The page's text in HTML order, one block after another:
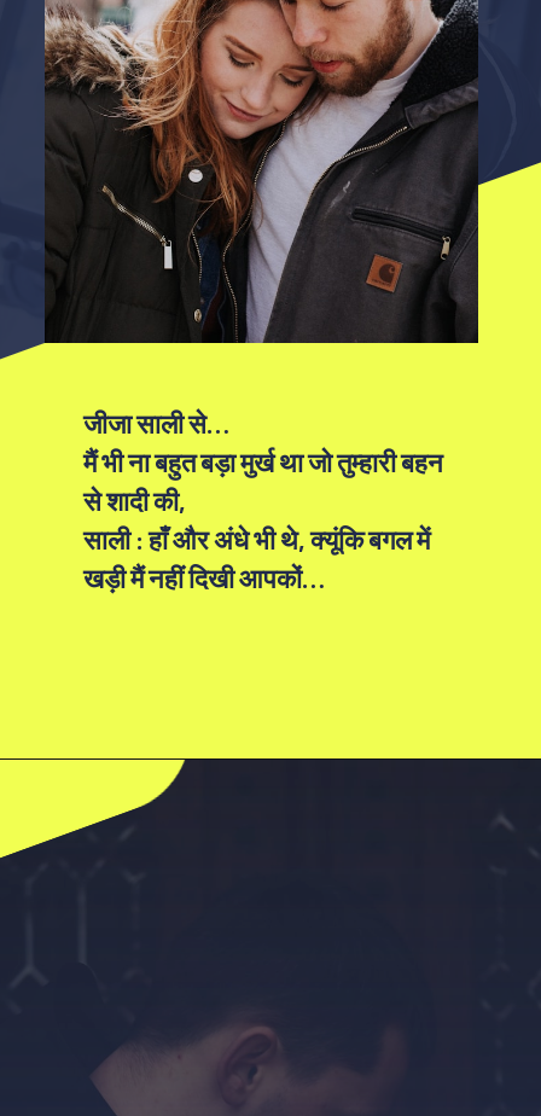
जीजा साली से…
मैं भी ना बहुत बड़ा मुर्ख था जो तुम्हारी बहन
से शादी की,
साली : हाँ और अंधे भी थे, क्यूंकि बगल में
खड़ी मैं नहीं दिखी आपकों…